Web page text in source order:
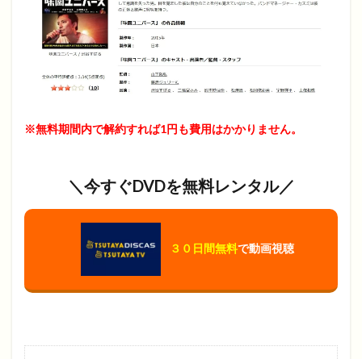
※無料期間内で解約すれば1円も費用はかかりません。
＼今すぐDVDを無料レンタル／
３０日間無料で動画視聴